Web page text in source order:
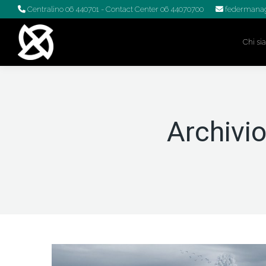
Centralino 06 440701 - Contact Center 06 44070700
Chi